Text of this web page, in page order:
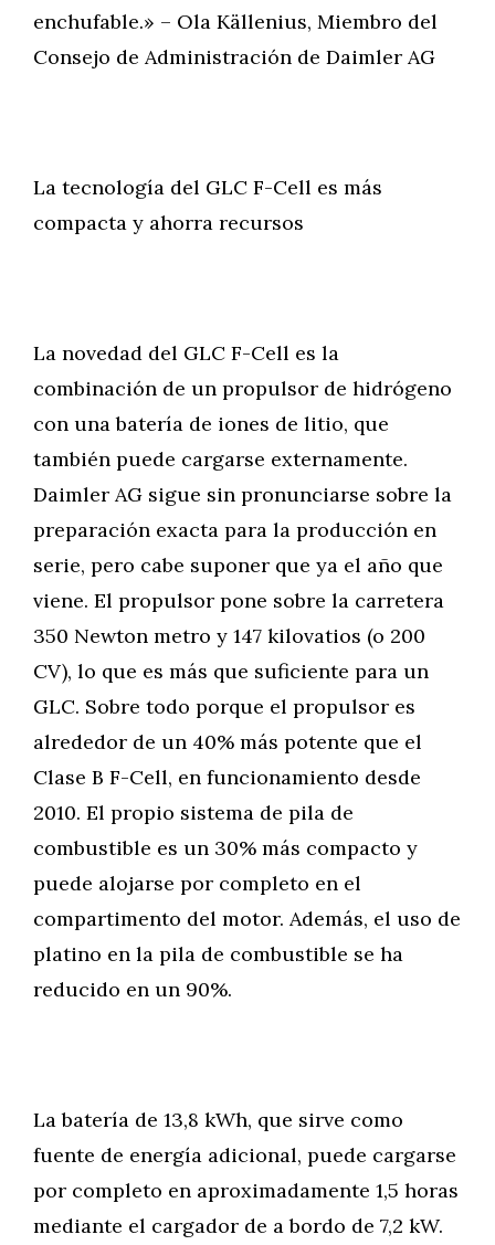
enchufable.» – Ola Källenius, Miembro del
Consejo de Administración de Daimler AG
La tecnología del GLC F-Cell es más
compacta y ahorra recursos
La novedad del GLC F-Cell es la
combinación de un propulsor de hidrógeno
con una batería de iones de litio, que
también puede cargarse externamente.
Daimler AG sigue sin pronunciarse sobre la
preparación exacta para la producción en
serie, pero cabe suponer que ya el año que
viene. El propulsor pone sobre la carretera
350 Newton metro y 147 kilovatios (o 200
CV), lo que es más que suficiente para un
GLC. Sobre todo porque el propulsor es
alrededor de un 40% más potente que el
Clase B F-Cell, en funcionamiento desde
2010. El propio sistema de pila de
combustible es un 30% más compacto y
puede alojarse por completo en el
compartimento del motor. Además, el uso de
platino en la pila de combustible se ha
reducido en un 90%.
La batería de 13,8 kWh, que sirve como
fuente de energía adicional, puede cargarse
por completo en aproximadamente 1,5 horas
mediante el cargador de a bordo de 7,2 kW.